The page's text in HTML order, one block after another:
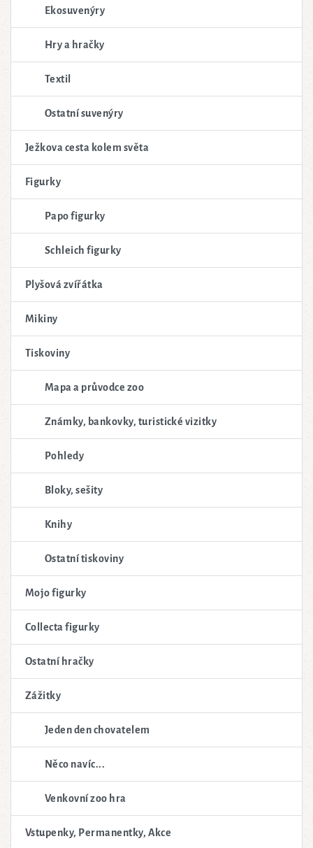
Ekosuvenýry
Hry a hračky
Textil
Ostatní suvenýry
Ježkova cesta kolem světa
Figurky
Papo figurky
Schleich figurky
Plyšová zvířátka
Mikiny
Tiskoviny
Mapa a průvodce zoo
Známky, bankovky, turistické vizitky
Pohledy
Bloky, sešity
Knihy
Ostatní tiskoviny
Mojo figurky
Collecta figurky
Ostatní hračky
Zážitky
Jeden den chovatelem
Něco navíc...
Venkovní zoo hra
Vstupenky, Permanentky, Akce